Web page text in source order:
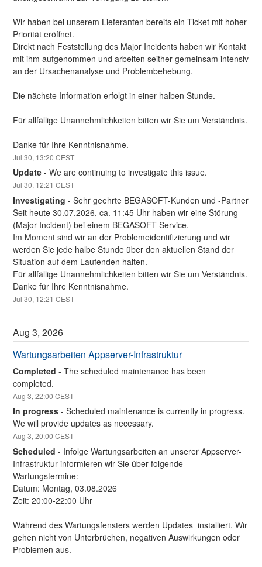
Wir haben bei unserem Lieferanten bereits ein Ticket mit hoher
Priorität eröffnet.
Direkt nach Feststellung des Major Incidents haben wir Kontakt
mit ihm aufgenommen und arbeiten seither gemeinsam intensiv
an der Ursachenanalyse und Problembehebung.
Die nächste Information erfolgt in einer halben Stunde.
Für allfällige Unannehmlichkeiten bitten wir Sie um Verständnis.
Danke für Ihre Kenntnisnahme.
Jul30, 13:20 CEST
Update -We are continuing to investigate this issue.
Jul30, 12:21 CEST
Investigating -Sehr geehrte BEGASOFT-Kunden und -Partner
Seit heute 30.07.2026, ca. 11:45 Uhr haben wir eine Störung
(Major-Incident) bei einem BEGASOFT Service.
Im Moment sind wir an der Problemeidentifizierung und wir
werden Sie jede halbe Stunde über den aktuellen Stand der
Situation auf dem Laufenden halten.
Für allfällige Unannehmlichkeiten bitten wir Sie um Verständnis.
Danke für Ihre Kenntnisnahme.
Jul30, 12:21 CEST
Aug3,2026
Wartungsarbeiten Appserver-Infrastruktur
Completed -The scheduled maintenance has been
completed.
Aug3,22:00 CEST
In progress -Scheduled maintenance is currently in progress.
We will provide updates as necessary.
Aug3,20:00 CEST
Scheduled - Infolge Wartungsarbeiten an unserer Appserver-
Infrastruktur informieren wir Sie über folgende
Wartungstermine:
Datum: Montag, 03.08.2026
Zeit: 20:00-22:00 Uhr
Während des Wartungsfensters werden Updates  installiert. Wir
gehen nicht von Unterbrüchen, negativen Auswirkungen oder
Problemen aus.